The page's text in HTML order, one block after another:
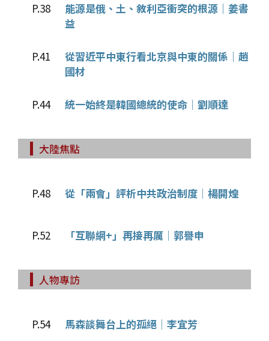
P.38
能源是俄、土、敘利亞衝突的根源｜姜書
益
P.41
從習近平中東行看北京與中東的關係｜趙
國材
P.44 統一始終是韓國總統的使命│劉順達
大陸焦點
P.48 從「兩會」評析中共政治制度│楊開煌
P.52 「互聯網+」再接再厲│郭譽申
人物專訪
P.54 馬森談舞台上的孤絕│李宜芳